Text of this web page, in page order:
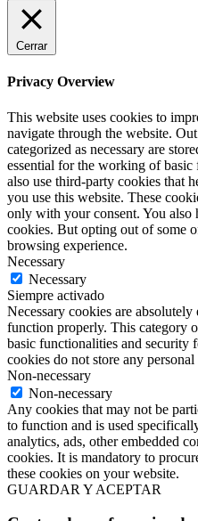
Cerrar
Privacy Overview
This website uses cookies to
navigate through the website.
categorized as necessary are
essential for the working of
also use third-party cookies that
you use this website. These
only with your consent. You also
cookies. But opting out of some
browsing experience.
Necessary
Necessary
Siempre activado
Necessary cookies are
function properly. This category
basic functionalities and security
cookies do not store any
Non-necessary
Non-necessary
Any cookies that may not be
to function and is used
analytics, ads, other embedded
cookies. It is mandatory to
these cookies on your website.
GUARDAR Y ACEPTAR